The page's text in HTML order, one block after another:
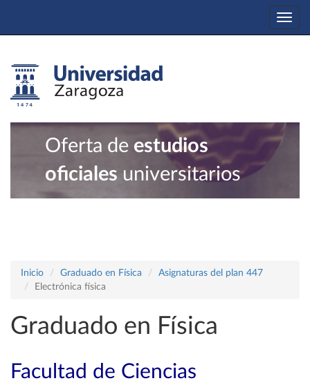
Oferta de estudios
oficiales universitarios
Inicio Graduado en Física
Asignaturas del plan 447
Electrónica física
Graduado en Física
Facultad de Ciencias